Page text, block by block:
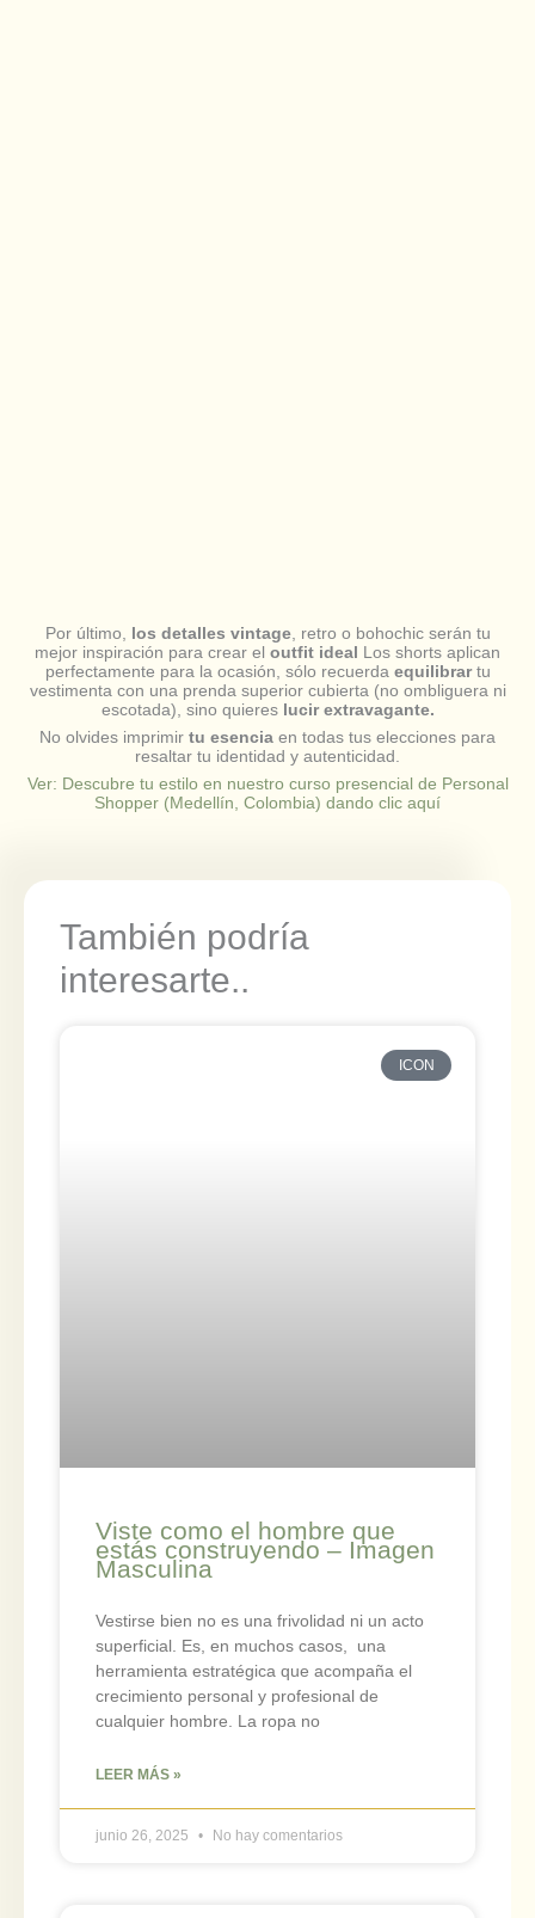
Por último, los detalles vintage, retro o bohochic serán tu
mejor inspiración para crear el outfit ideal Los shorts aplican
perfectamente para la ocasión, sólo recuerda equilibrartu
vestimenta con una prenda superior cubierta (no ombliguera ni
escotada), sino quieres lucir extravagante.
No olvides imprimir tu esencia en todas tus elecciones para
resaltar tu identidad y autenticidad.
Ver: Descubre tu estilo en nuestro curso presencial de Personal
Shopper (Medellín, Colombia) dando clic aquí
También podría
interesarte..
ICON
Viste como el hombre que
estás construyendo – Imagen
Masculina
Vestirse bien no es una frivolidad ni un acto
superficial. Es, en muchos casos, una
herramienta estratégica que acompaña el
crecimiento personal y profesional de
cualquier hombre. La ropa no
LEER MÁS »
junio 26, 2025 No hay comentarios